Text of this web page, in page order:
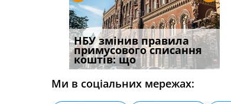
НБУ змінив правила
примусового списання
коштів: що
Водії можуть отримати
компенсацію за
незаконні дії
Ми в соціальних мережах: